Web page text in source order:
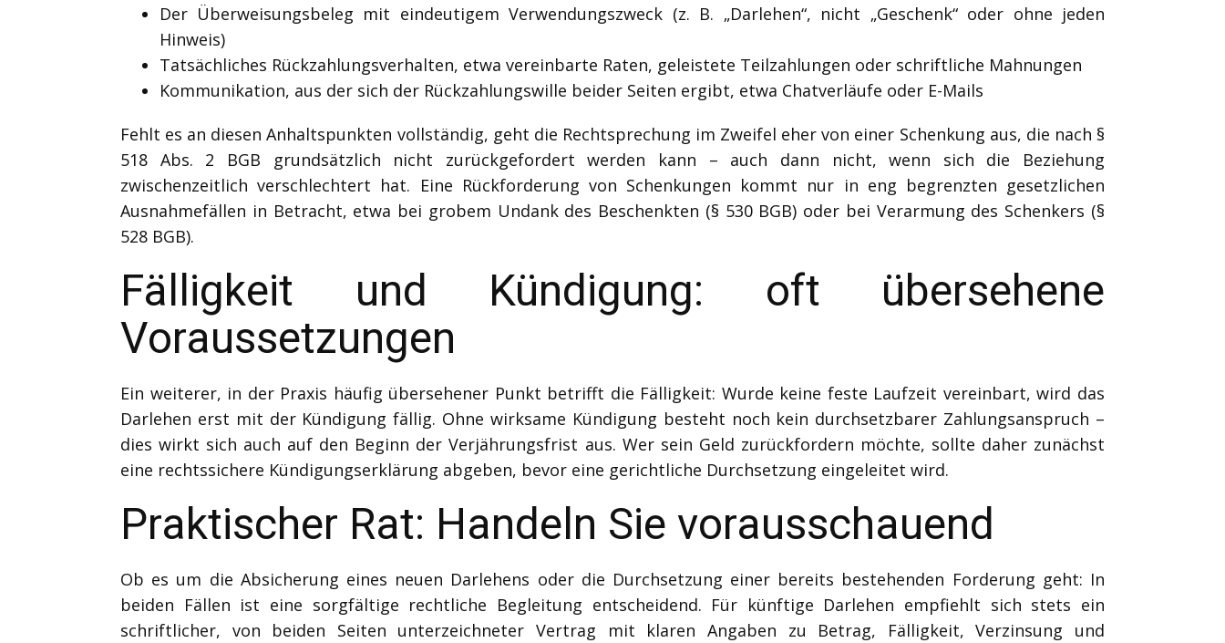
Der Überweisungsbeleg mit eindeutigem Verwendungszweck (z. B. „Darlehen“, nicht „Geschenk“ oder ohne jeden
Hinweis)
Tatsächliches Rückzahlungsverhalten, etwa vereinbarte Raten, geleistete Teilzahlungen oder schriftliche Mahnungen
Kommunikation, aus der sich der Rückzahlungswille beider Seiten ergibt, etwa Chatverläufe oder E-Mails
Fehlt es an diesen Anhaltspunkten vollständig, geht die Rechtsprechung im Zweifel eher von einer Schenkung aus, die nach §
518 Abs. 2 BGB grundsätzlich nicht zurückgefordert werden kann – auch dann nicht, wenn sich die Beziehung
zwischenzeitlich verschlechtert hat. Eine Rückforderung von Schenkungen kommt nur in eng begrenzten gesetzlichen
Ausnahmefällen in Betracht, etwa bei grobem Undank des Beschenkten (§ 530 BGB) oder bei Verarmung des Schenkers (§
528 BGB).
Fälligkeit und Kündigung: oft übersehene
Voraussetzungen
Ein weiterer, in der Praxis häufig übersehener Punkt betrifft die Fälligkeit: Wurde keine feste Laufzeit vereinbart, wird das
Darlehen erst mit der Kündigung fällig. Ohne wirksame Kündigung besteht noch kein durchsetzbarer Zahlungsanspruch –
dies wirkt sich auch auf den Beginn der Verjährungsfrist aus. Wer sein Geld zurückfordern möchte, sollte daher zunächst
eine rechtssichere Kündigungserklärung abgeben, bevor eine gerichtliche Durchsetzung eingeleitet wird.
Praktischer Rat: Handeln Sie vorausschauend
Ob es um die Absicherung eines neuen Darlehens oder die Durchsetzung einer bereits bestehenden Forderung geht: In
beiden Fällen ist eine sorgfältige rechtliche Begleitung entscheidend. Für künftige Darlehen empfiehlt sich stets ein
schriftlicher, von beiden Seiten unterzeichneter Vertrag mit klaren Angaben zu Betrag, Fälligkeit, Verzinsung und